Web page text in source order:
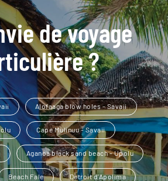
de voyage
?
Alofaaga blow holes - Savaii
Cape Mulinuu - Savaii
Aganoa black sand beach - Upolu
Beach Fale Détroit d’Apolima